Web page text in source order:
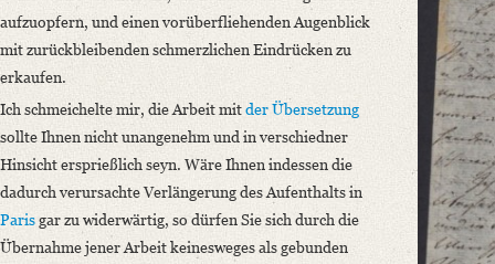
Language
German
aufzuopfern, und einen vorüberfliehenden Augenblick
mit zurückbleibenden schmerzlichen Eindrücken zu
erkaufen.
Ich schmeichelte mir, die Arbeit mitder Übersetzung
sollte Ihnen nicht unangenehm und in verschiedner
Hinsicht ersprießlich seyn. Wäre Ihnen indessen die
dadurch verursachte Verlängerung des Aufenthalts in
Parisgar zu widerwärtig, so dürfen Sie sich durch die
Übernahme jener Arbeit keinesweges als gebunden